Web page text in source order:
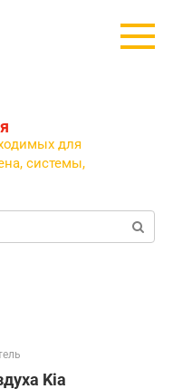
для
системы,
Kia